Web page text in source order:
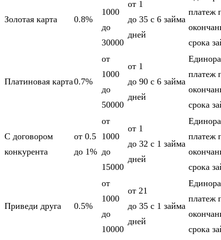
Золотая карта 0.8%
1000
до
30000
от 1
до 35
дней
c 6 займа
платеж
срока
Платиновая карта0.7%
от
1000
до
50000
от 1
до 90
дней
c 6 займа
платеж
срока
С договором
конкурента
от 0.5
до 1%
от
1000
до
15000
от 1
до 32
дней
c 1 займа
платеж
срока
Приведи друга 0.5%
от
1000
до
10000
от 21
до 35
дней
c 1 займа
платеж
срока